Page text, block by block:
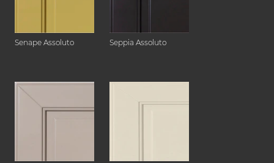
Senape Assoluto Seppia Assoluto